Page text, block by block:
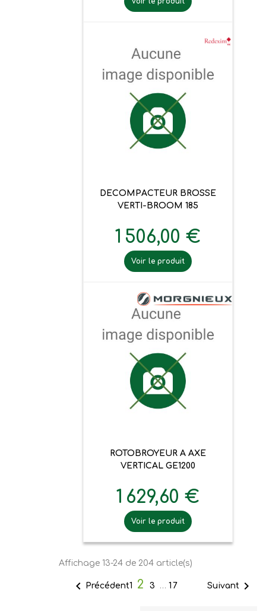
DECOMPACTEUR BROSSE
VERTI-BROOM 185
1 506,00 €
Voir le produit
ROTOBROYEUR A AXE
VERTICAL GE1200
1 629,60 €
Voir le produit
Affichage 13-24 de 204 article(s)
 Précédent1 2 3 … 17 Suivant